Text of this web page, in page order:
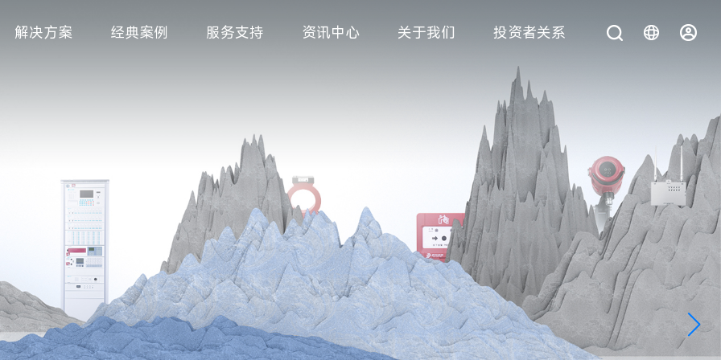
解决方案 经典案例 服务支持 资讯中心 关于我们 投资者关系 您在找什么？